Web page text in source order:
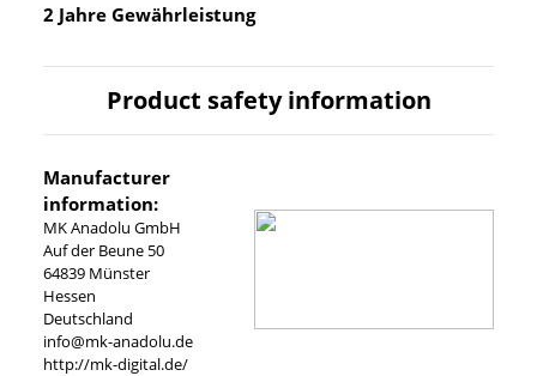
2 Jahre Gewährleistung
Product safety information
Manufacturer
information:
MK Anadolu GmbH
Auf der Beune 50
64839 Münster
Hessen
Deutschland
info@mk-anadolu.de
http://mk-digital.de/